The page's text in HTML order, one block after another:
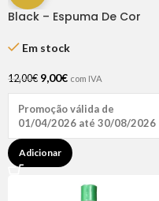
Black – Espuma De Cor
Em stock
12,00€ 9,00€ com IVA
Promoção válida de
01/04/2026 até 30/08/2026
Adicionar